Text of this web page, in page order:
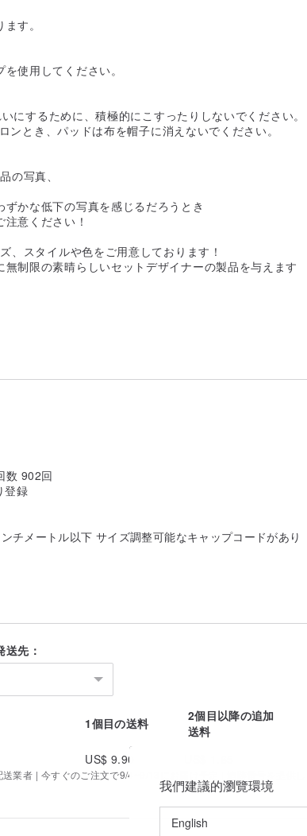
す。
使用してください。
にするために、積極的にこすったりしないでください。
とき、パッドは布を帽子に消えないでください。
の写真、
かな低下の写真を感じるだろうとき
意ください！
、スタイルや色をご用意しております！
制限の素晴らしいセットデザイナーの製品を与えます
数 902回
登録
チメートル以下 サイズ調整可能なキャップコードがあり
送先：
1個目の送料
2個目以降の追加
送料
US$ 9.90
業者 | 今すぐのご注文で9/4~9/13にお届け予定 | 追跡番号を提供し
我們建議的瀏覽環境